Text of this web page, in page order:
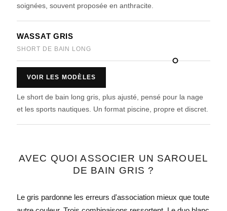
soignées, souvent proposée en anthracite.
WASSAT GRIS
SHORT DE BAIN LONG
VOIR LES MODÈLES
Le short de bain long gris, plus ajusté, pensé pour la nage
et les sports nautiques. Un format piscine, propre et discret.
AVEC QUOI ASSOCIER UN SAROUEL
DE BAIN GRIS ?
Le gris pardonne les erreurs d'association mieux que toute